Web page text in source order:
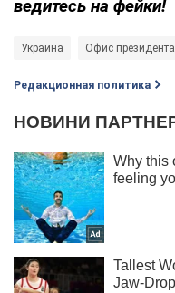
ведитесь на фейки!
Украина Офис президента
Редакционная политика